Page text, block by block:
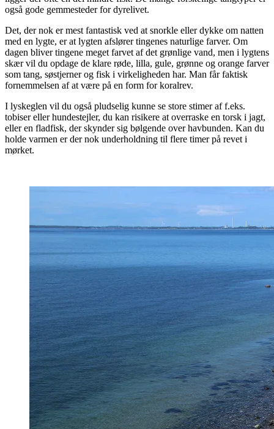
også gode gemmesteder for dyrelivet.
Det, der nok er mest fantastisk ved at snorkle eller dykke om natten
med en lygte, er at lygten afslører tingenes naturlige farver. Om
dagen bliver tingene meget farvet af det grønlige vand, men i lygtens
skær vil du opdage de klare røde, lilla, gule, grønne og orange farver
som tang, søstjerner og fisk i virkeligheden har. Man får faktisk
fornemmelsen af at være på en form for koralrev.
I lyskeglen vil du også pludselig kunne se store stimer af f.eks.
tobiser eller hundestejler, du kan risikere at overraske en torsk i jagt,
eller en fladfisk, der skynder sig bølgende over havbunden. Kan du
holde varmen er der nok underholdning til flere timer på revet i
mørket.